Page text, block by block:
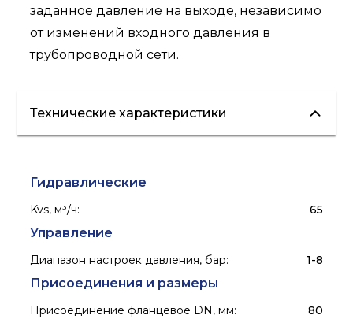
заданное давление на выходе, независимо
от изменений входного давления в
трубопроводной сети.
Технические характеристики
Гидравлические
Kvs, м³/ч: 65
Управление
Диапазон настроек давления, бар: 1-8
Присоединения и размеры
Присоединение фланцевое DN, мм: 80